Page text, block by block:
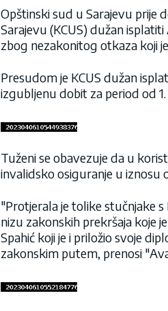
Opštinski sud u Sarajevu prije
Sarajevu (KCUS) dužan
zbog nezakonitog otkaza koji
Presudom je KCUS dužan
izgubljenu dobit za period od
Tuženi se obavezuje da u
invalidsko osiguranje u iznosu
"Protjerala je tolike stučnjake
nizu zakonskih prekršaja koje
Spahić koji je i priložio svoje
zakonskim putem, prenosi